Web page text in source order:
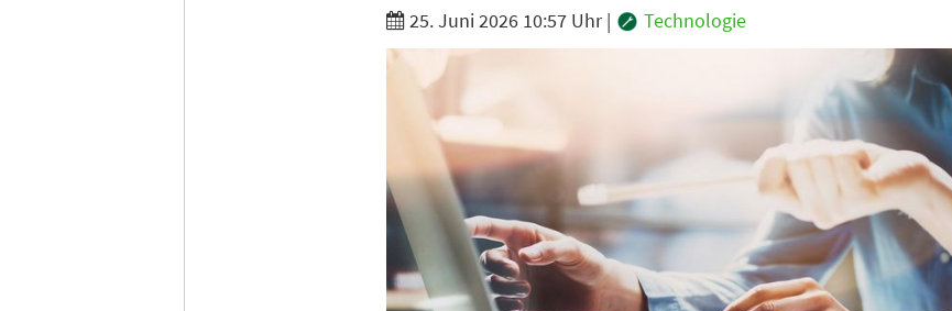
25. Juni 2026 10:57 Uhr| Technologie
Tageskarte-Newsletter (gegen 8.30 Uhr)
zur Kenntnis genommen.
Anmelden